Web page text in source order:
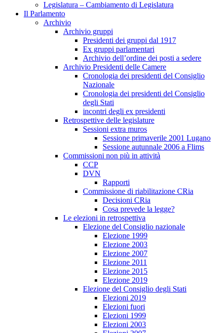
Legislatura – Cambiamento di Legislatura
Il Parlamento
Archivio
Archivio gruppi
Presidenti dei gruppi dal 1917
Ex gruppi parlamentari
Archivio dell’ordine dei posti a sedere
Archivio Presidenti delle Camere
Cronologia dei presidenti del Consiglio
Nazionale
Cronologia dei presidenti del Consiglio
degli Stati
incontri degli ex presidenti
Retrospettive delle legislature
Sessioni extra muros
Sessione primaverile 2001 Lugano
Sessione autunnale 2006 a Flims
Commissioni non più in attività
CCP
DVN
Rapporti
Commissione di riabilitazione CRia
Decisioni CRia
Cosa prevede la legge?
Le elezioni in retrospettiva
Elezione del Consiglio nazionale
Elezione 1999
Elezione 2003
Elezione 2007
Elezione 2011
Elezione 2015
Elezione 2019
Elezione del Consiglio degli Stati
Elezioni 2019
Elezioni fuori
Elezioni 1999
Elezioni 2003